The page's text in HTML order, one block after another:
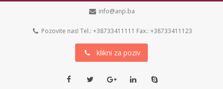
info@anp.ba
Pozovite nas! Tel.: +38733411111 Fax.: +38733411123
klikni za poziv